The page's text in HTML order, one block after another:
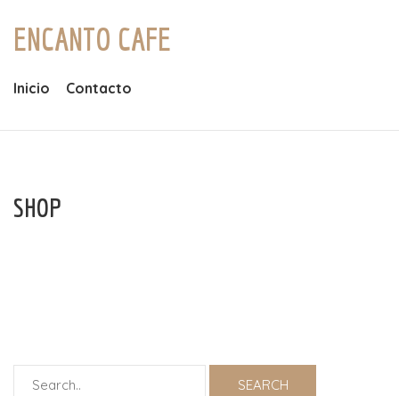
ENCANTO CAFE
Inicio Contacto
SHOP